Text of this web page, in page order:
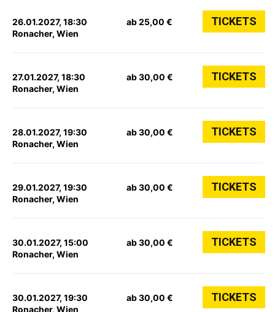
26.01.2027, 18:30
Ronacher, Wien
ab 25,00 € TICKETS
27.01.2027, 18:30
Ronacher, Wien
ab 30,00 € TICKETS
28.01.2027, 19:30
Ronacher, Wien
ab 30,00 € TICKETS
29.01.2027, 19:30
Ronacher, Wien
ab 30,00 € TICKETS
30.01.2027, 15:00
Ronacher, Wien
ab 30,00 € TICKETS
30.01.2027, 19:30
Ronacher, Wien
ab 30,00 € TICKETS